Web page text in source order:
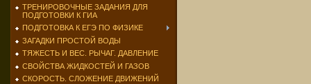
ТРЕНИРОВОЧНЫЕ ЗАДАНИЯ ДЛЯ
ПОДГОТОВКИ К ГИА
ПОДГОТОВКА К ЕГЭ ПО ФИЗИКЕ
ЗАГАДКИ ПРОСТОЙ ВОДЫ
ТЯЖЕСТЬ И ВЕС. РЫЧАГ. ДАВЛЕНИЕ
СВОЙСТВА ЖИДКОСТЕЙ И ГАЗОВ
СКОРОСТЬ. СЛОЖЕНИЕ ДВИЖЕНИЙ